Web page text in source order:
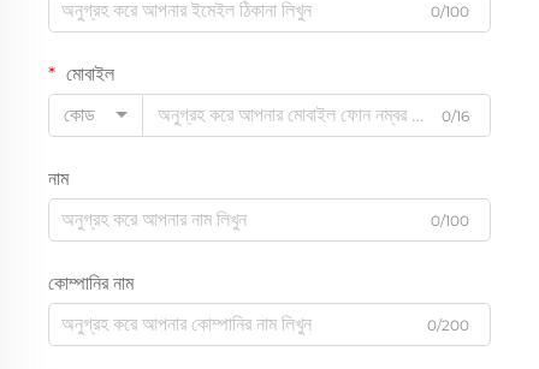
0/100
মোবাইল
কোড
0/16
নাম
0/100
কোম্পানির নাম
0/200